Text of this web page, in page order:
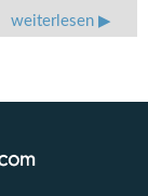
weiterlesen